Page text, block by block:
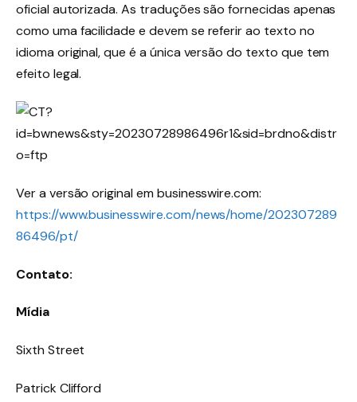
oficial autorizada. As traduções são fornecidas apenas
como uma facilidade e devem se referir ao texto no
idioma original, que é a única versão do texto que tem
efeito legal.
Ver a versão original em businesswire.com:
https://www.businesswire.com/news/home/202307289
86496/pt/
Contato:
Mídia
Sixth Street
Patrick Clifford